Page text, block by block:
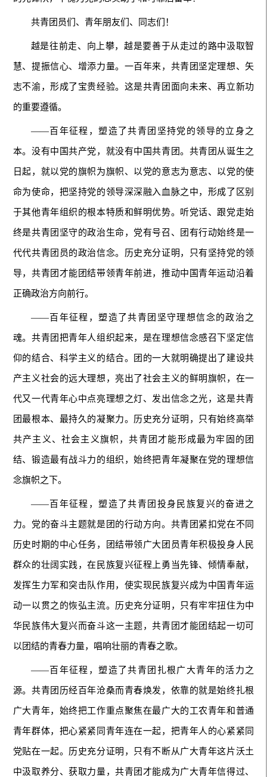
共青团员们、青年朋友们、同志们！
越是往前走、向上攀，越是要善于从走过的路中汲取智
慧、提振信心、增添力量。一百年来，共青团坚定理想、矢
志不渝，形成了宝贵经验。这是共青团面向未来、再立新功
的重要遵循。
——百年征程，塑造了共青团坚持党的领导的立身之
本。没有中国共产党，就没有中国共青团。共青团从诞生之
日起，就以党的旗帜为旗帜、以党的意志为意志、以党的使
命为使命，把坚持党的领导深深融入血脉之中，形成了区别
于其他青年组织的根本特质和鲜明优势。听党话、跟党走始
终是共青团坚守的政治生命，党有号召、团有行动始终是一
代代共青团员的政治信念。历史充分证明，只有坚持党的领
导，共青团才能团结带领青年前进，推动中国青年运动沿着
正确政治方向前行。
——百年征程，塑造了共青团坚守理想信念的政治之
魂。共青团把青年人组织起来，是在理想信念感召下坚定信
仰的结合、科学主义的结合。团的一大就明确提出了建设共
产主义社会的远大理想，亮出了社会主义的鲜明旗帜，在一
代又一代青年心中点亮理想之灯、发出信念之光，这是共青
团最根本、最持久的凝聚力。历史充分证明，只有始终高举
共产主义、社会主义旗帜，共青团才能形成最为牢固的团
结、锻造最有战斗力的组织，始终把青年凝聚在党的理想信
念旗帜之下。
——百年征程，塑造了共青团投身民族复兴的奋进之
力。党的奋斗主题就是团的行动方向。共青团紧扣党在不同
历史时期的中心任务，团结带领广大团员青年积极投身人民
群众的壮阔实践，在民族复兴征程上勇当先锋、倾情奉献，
发挥生力军和突击队作用，使实现民族复兴成为中国青年运
动一以贯之的恢弘主流。历史充分证明，只有牢牢扭住为中
华民族伟大复兴而奋斗这一主题，共青团才能团结起一切可
以团结的青春力量，唱响壮丽的青春之歌。
——百年征程，塑造了共青团扎根广大青年的活力之
源。共青团历经百年沧桑而青春焕发，依靠的就是始终扎根
广大青年，始终把工作重点聚焦在最广大的工农青年和普通
青年群体，把心紧紧同青年连在一起，把青年人的心紧紧同
党贴在一起。历史充分证明，只有不断从广大青年这片沃土
中汲取养分、获取力量，共青团才能成为广大青年信得过、